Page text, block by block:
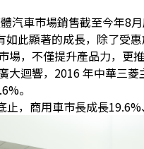
車市場銷售截至今年8月
如此顯著的成長，除了受
場，不僅提升產品力，更
大迴響，2016 年中華三
。
止，商用車市長成長19.6%